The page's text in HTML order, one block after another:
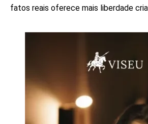
fatos reais oferece mais liberdade